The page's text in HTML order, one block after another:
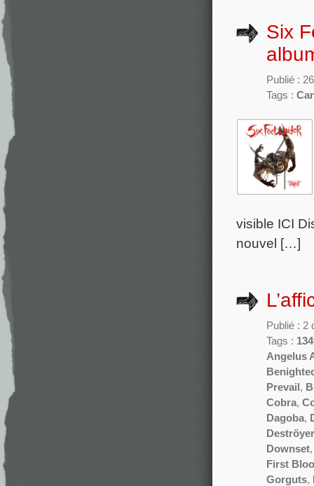
Six
Publié :
Tags :
visible ICI
nouvel […]
Publié : 2
Tags :
Angelus
Prevail ,
Cobra,
Dagoba,
Downset
First
Gorguts,